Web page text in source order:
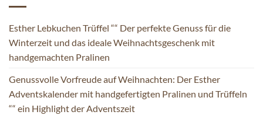
Esther Lebkuchen Trüffel ““ Der perfekte Genuss für die
Winterzeit und das ideale Weihnachtsgeschenk mit
handgemachten Pralinen
Genussvolle Vorfreude auf Weihnachten: Der Esther
Adventskalender mit handgefertigten Pralinen und Trüffeln
““ ein Highlight der Adventszeit